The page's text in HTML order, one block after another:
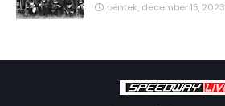
péntek, december 15, 2023